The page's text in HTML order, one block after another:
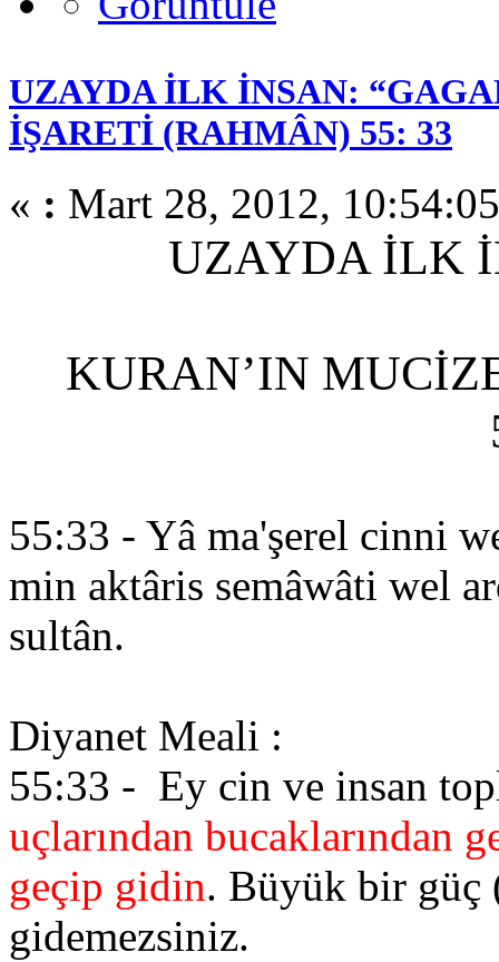
UZAYDA İLK İNSAN:
İŞARETİ (RAHMÂN) 55: 33
« : Mart 28, 2012,
UZAYDA İLK
KURAN’IN
55:33 - Yâ ma'şerel cinni
min aktâris semâwâti wel
sultân.
Diyanet Meali :
55:33 - Ey cin ve insan
uçlarından bucaklarından
geçip gidin. Büyük bir güç
gidemezsiniz.